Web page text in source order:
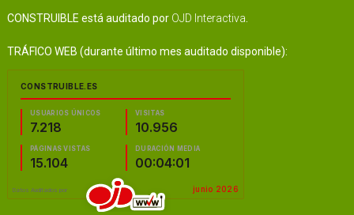
CONSTRUIBLE está auditado por OJD Interactiva
TRÁFICO WEB (durante último mes auditado disponible):